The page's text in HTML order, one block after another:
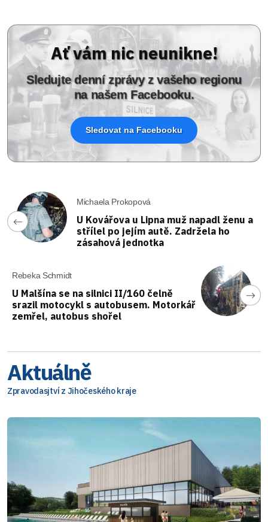
Ať vám nic neunikne!
Sledujte denní zprávy z vašeho regionu
na našem Facebooku.
Sledovat na Facebooku
Michaela Prokopová
U Kovářova u Lipna muž napadl ženu a
střílel po jejím autě. Zadržela ho
zásahová jednotka
Rebeka Schmidt
U Malšína se na silnici II/160 čelně
srazil motocykl s autobusem. Motorkář
zemřel, autobus shořel
Aktuálně
Zpravodasjtví z Jihočeského kraje